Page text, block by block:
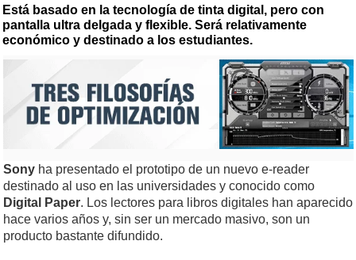
Está basado en la tecnología de tinta digital, pero con
pantalla ultra delgada y flexible. Será relativamente
económico y destinado a los estudiantes.
Sony ha presentado el prototipo de un nuevo e-reader
destinado al uso en las universidades y conocido como
Digital Paper. Los lectores para libros digitales han aparecido
hace varios años y, sin ser un mercado masivo, son un
producto bastante difundido.